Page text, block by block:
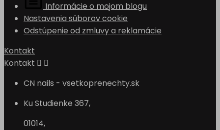
Informácie o mojom blogu
Nastavenia súborov cookie
Odstúpenie od zmluvy a reklamácie
Kontakt
Kontakt  
CN nails - vsetkoprenechty.sk
Ku Studienke 367,
01014,